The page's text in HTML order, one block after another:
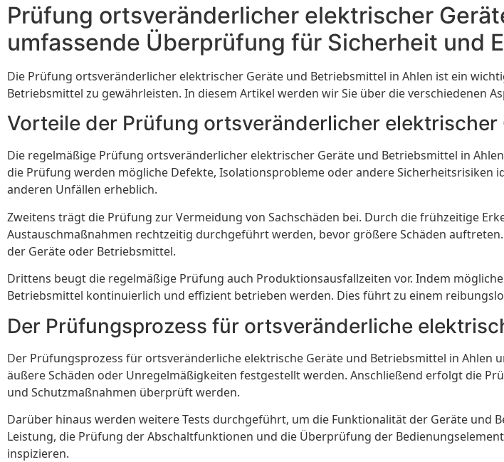
Prüfung ortsveränderlicher elektrischer
umfassende Überprüfung für Sicherheit und
Die Prüfung ortsveränderlicher elektrischer Geräte und Betriebsmittel in Ahlen ist ein
Betriebsmittel zu gewährleisten. In diesem Artikel werden wir Sie über die verschiedenen
Vorteile der Prüfung ortsveränderlicher
Die regelmäßige Prüfung ortsveränderlicher elektrischer Geräte und Betriebsmittel in
die Prüfung werden mögliche Defekte, Isolationsprobleme oder andere
anderen Unfällen erheblich.
Zweitens trägt die Prüfung zur Vermeidung von Sachschäden bei. Durch die frühzeitige
Austauschmaßnahmen rechtzeitig durchgeführt werden, bevor größere Schäden
der Geräte oder Betriebsmittel.
Drittens beugt die regelmäßige Prüfung auch Produktionsausfallzeiten vor. Indem
Betriebsmittel kontinuierlich und effizient betrieben werden. Dies führt zu einem
Der Prüfungsprozess für ortsveränderliche
Der Prüfungsprozess für ortsveränderliche elektrische Geräte und Betriebsmittel in
äußere Schäden oder Unregelmäßigkeiten festgestellt werden. Anschließend erfolgt die
und Schutzmaßnahmen überprüft werden.
Darüber hinaus werden weitere Tests durchgeführt, um die Funktionalität der Geräte und
Leistung, die Prüfung der Abschaltfunktionen und die Überprüfung der
inspizieren.